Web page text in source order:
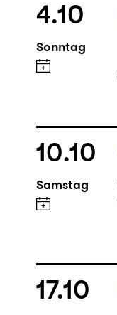
4.10
Sonntag
10.10
Samstag
17.10